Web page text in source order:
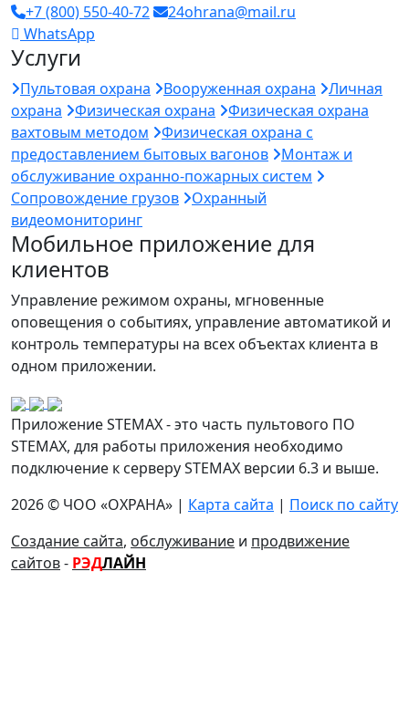
+7 (800) 550-40-72
24ohrana@mail.ru
WhatsApp
Услуги
Пультовая охрана Вооруженная охрана
Личная
охрана
Физическая охрана
Физическая охрана
вахтовым методом
Физическая охрана с
предоставлением бытовых вагонов
Монтаж и
обслуживание охранно-пожарных систем
Сопровождение грузов
Охранный
видеомониторинг
Мобильное приложение для
клиентов
Управление режимом охраны, мгновенные
оповещения о событиях, управление автоматикой и
контроль температуры на всех объектах клиента в
одном приложении.
Приложение STEMAX - это часть пультового ПО
STEMAX, для работы приложения необходимо
подключение к серверу STEMAX версии 6.3 и выше.
2026 © ЧОО «ОХРАНА» | Карта сайта | Поиск по сайту
Создание сайта, обслуживание и продвижение
сайтов- РЭДЛАЙН